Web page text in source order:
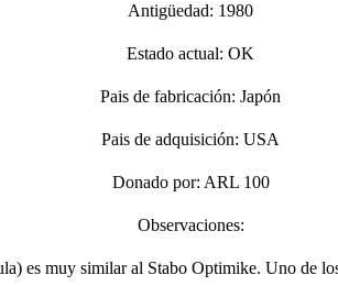
Antigüedad: 1980
Estado actual: OK
Pais de fabricación: Japón
Pais de adquisición: USA
Donado por: ARL 100
Observaciones:
es muy similar al Stabo Optimike. Uno de